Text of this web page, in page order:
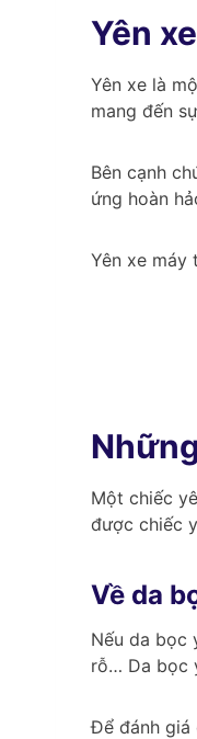
Yên
Yên xe là
mang đến
Bên cạnh
ứng hoàn
Yên xe máy
Một chiếc
được chiếc
Về da
Nếu da bọc
rỗ… Da bọc
Để đánh giá